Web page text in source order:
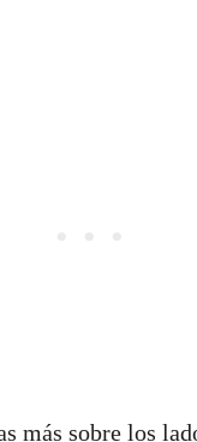
más sobre los